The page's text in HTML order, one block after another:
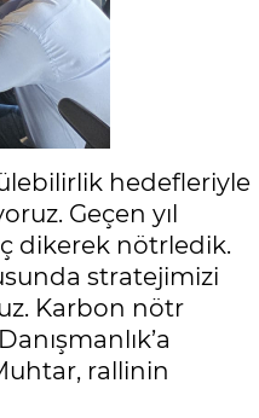
hedefleriyle
Geçen yıl
dikerek nötrledik.
stratejimizi
Karbon nötr
rallinin